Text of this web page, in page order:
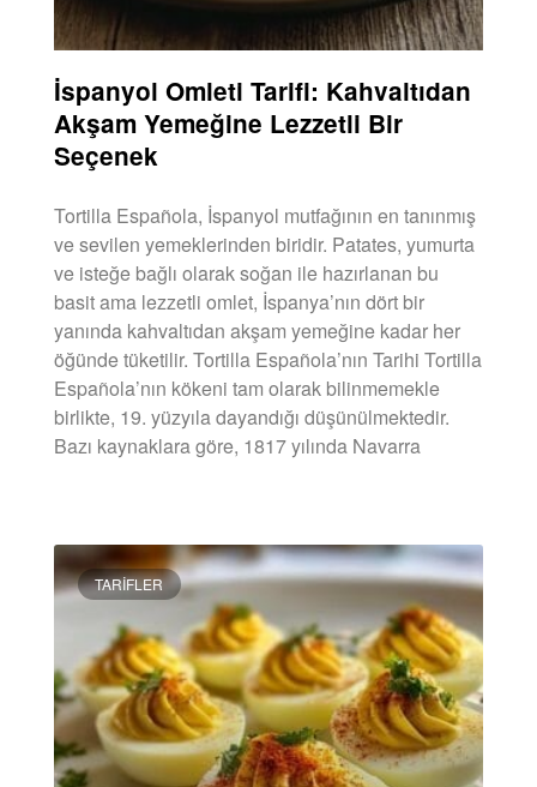
İspanyol Omleti Tarifi: Kahvaltıdan
Akşam Yemeğine Lezzetli Bir
Seçenek
Tortilla Española, İspanyol mutfağının en tanınmış
ve sevilen yemeklerinden biridir. Patates, yumurta
ve isteğe bağlı olarak soğan ile hazırlanan bu
basit ama lezzetli omlet, İspanya’nın dört bir
yanında kahvaltıdan akşam yemeğine kadar her
öğünde tüketilir. Tortilla Española’nın Tarihi Tortilla
Española’nın kökeni tam olarak bilinmemekle
birlikte, 19. yüzyıla dayandığı düşünülmektedir.
Bazı kaynaklara göre, 1817 yılında Navarra
TARIFLER